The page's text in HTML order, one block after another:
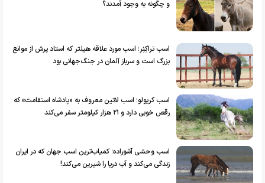
و چگونه به وجود آمدند؟
اسب تراکِنِر؛ اسب مورد علاقه هیلتر که استاد پرش از موانع
بزرگ است و سرباز آلمان در جنگ‌جهانی بود
اسب کریولو؛ اسب لاتین معروف به «پادشاه استقامت» که
رقص خوبی دارد و ۲۱ هزار کیلومتر سفر می‌کند
اسب وحشی آشوراده؛ کمیاب‌ترین اسب جهان که در ایران
زندگی می‌کند و آب دریا را شیرین می‌کند!